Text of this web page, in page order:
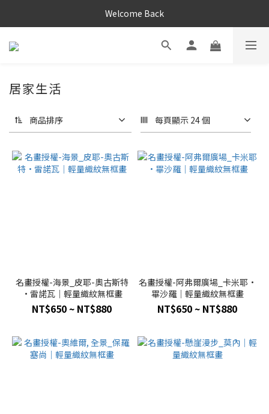
Welcome Back
居家生活
商品排序 每頁顯示 24 個
名畫授權-海景_皮耶-奧古斯特
·雷諾瓦｜輕量織紋無框畫
NT$650 ~ NT$880
名畫授權-阿弗爾廣場_卡米耶·
畢沙羅｜輕量織紋無框畫
NT$650 ~ NT$880